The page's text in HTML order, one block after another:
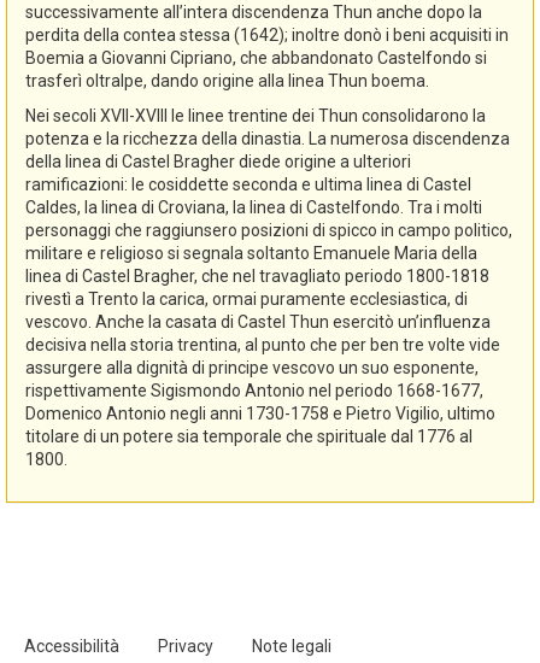
successivamente all’intera discendenza Thun anche dopo la
perdita della contea stessa (1642); inoltre donò i beni acquisiti in
Boemia a Giovanni Cipriano, che abbandonato Castelfondo si
trasferì oltralpe, dando origine alla linea Thun boema.
Nei secoli XVII-XVIII le linee trentine dei Thun consolidarono la
potenza e la ricchezza della dinastia. La numerosa discendenza
della linea di Castel Bragher diede origine a ulteriori
ramificazioni: le cosiddette seconda e ultima linea di Castel
Caldes, la linea di Croviana, la linea di Castelfondo. Tra i molti
personaggi che raggiunsero posizioni di spicco in campo politico,
militare e religioso si segnala soltanto Emanuele Maria della
linea di Castel Bragher, che nel travagliato periodo 1800-1818
rivestì a Trento la carica, ormai puramente ecclesiastica, di
vescovo. Anche la casata di Castel Thun esercitò un’influenza
decisiva nella storia trentina, al punto che per ben tre volte vide
assurgere alla dignità di principe vescovo un suo esponente,
rispettivamente Sigismondo Antonio nel periodo 1668-1677,
Domenico Antonio negli anni 1730-1758 e Pietro Vigilio, ultimo
titolare di un potere sia temporale che spirituale dal 1776 al
1800.
Accessibilità Privacy Note legali